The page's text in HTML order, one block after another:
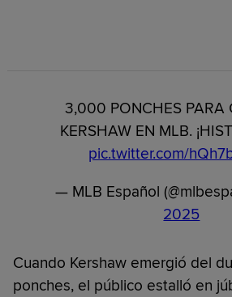
3,000 PONCHES PARA
KERSHAW EN MLB.
pic.twitter.com/
— MLB Español
2025
Cuando Kershaw emergió del
ponches, el público estalló en